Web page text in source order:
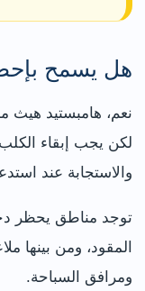
هل يسمح
نعم، هامبستيد هيث
لكن يجب إبقاء
والاستجابة عند
توجد مناطق يحظر
المقود، ومن بينها
ومرافق السباحة.